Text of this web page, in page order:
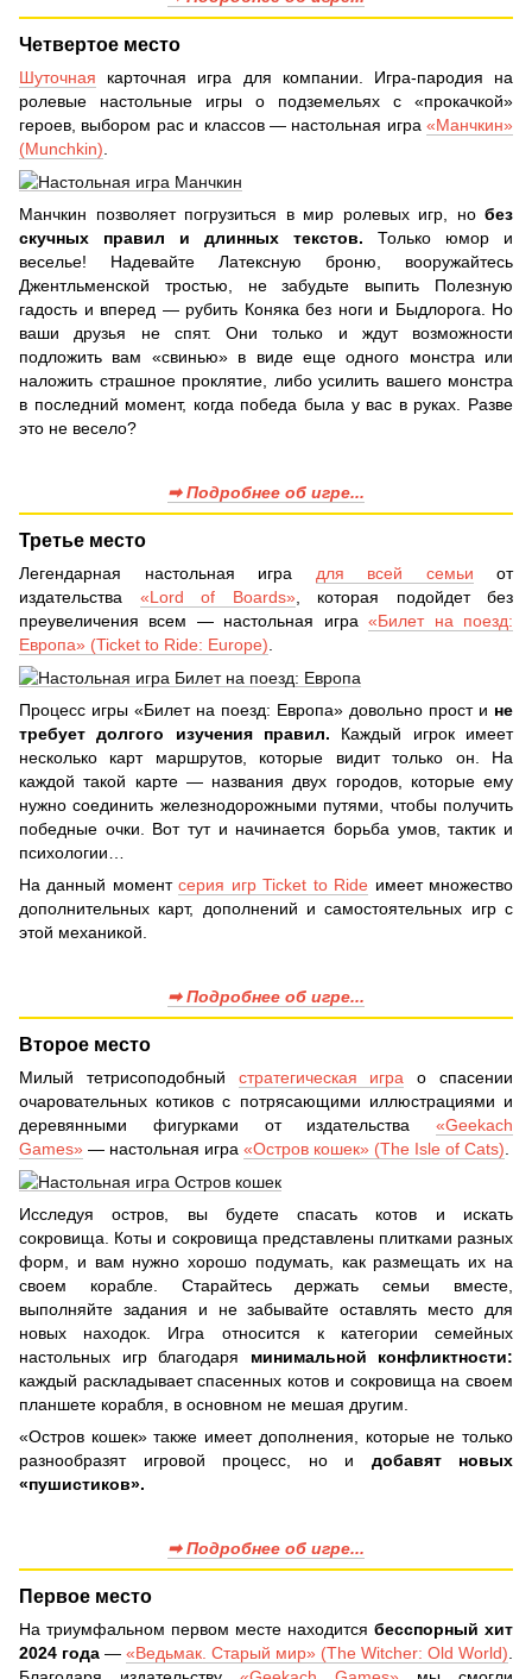
Четвертое место
Шуточная карточная игра для компании. Игра-пародия на
ролевые настольные игры о подземельях с «прокачкой»
героев, выбором рас и классов — настольная игра «Манчкин»
(Munchkin)
Манчкин позволяет погрузиться в мир ролевых игр, но без
скучных правил и длинных текстов. Только юмор и
веселье! Надевайте Латексную броню, вооружайтесь
Джентльменской тростью, не забудьте выпить Полезную
гадость и вперед — рубить Коняка без ноги и Быдлорога. Но
ваши друзья не спят. Они только и ждут возможности
подложить вам «свинью» в виде еще одного монстра или
наложить страшное проклятие, либо усилить вашего монстра
в последний момент, когда победа была у вас в руках. Разве
это не весело?
➡ Подробнее об игре...
Третье место
Легендарная настольная игра для всей семьи от
издательства «Lord of Boards», которая подойдет без
преувеличения всем — настольная игра«Билет на поезд:
Европа» (Ticket to Ride: Europe)
Процесс игры «Билет на поезд: Европа» довольно прост и не
требует долгого изучения правил. Каждый игрок имеет
несколько карт маршрутов, которые видит только он. На
каждой такой карте — названия двух городов, которые ему
нужно соединить железнодорожными путями, чтобы получить
победные очки. Вот тут и начинается борьба умов, тактик и
психологии…
На данный моментсерия игр Ticket to Ride имеет множество
дополнительных карт, дополнений и самостоятельных игр с
этой механикой.
➡ Подробнее об игре...
Второе место
Милый тетрисоподобный стратегическая игра о спасении
очаровательных котиков с потрясающими иллюстрациями и
деревянными фигурками от издательства «Geekach
Games» — настольная игра «Остров кошек» (The Isle of Cats)
Исследуя остров, вы будете спасать котов и искать
сокровища. Коты и сокровища представлены плитками разных
форм, и вам нужно хорошо подумать, как размещать их на
своем корабле. Старайтесь держать семьи вместе,
выполняйте задания и не забывайте оставлять место для
новых находок. Игра относится к категории семейных
настольных игр благодаря минимальной конфликтности:
каждый раскладывает спасенных котов и сокровища на своем
планшете корабля, в основном не мешая другим.
«Остров кошек» также имеет дополнения, которые не только
разнообразят игровой процесс, но и добавят новых
«пушистиков».
➡ Подробнее об игре...
Первое место
На триумфальном первом месте находится бесспорный хит
2024 года — «Ведьмак. Старый мир» (The Witcher: Old World)